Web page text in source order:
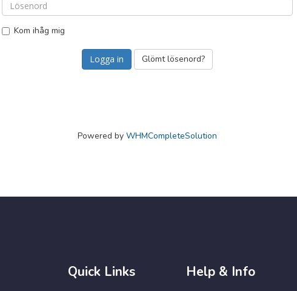
Kom ihåg mig
Glömt lösenord?
Powered by WHMCompleteSolution
Quick Links Help & Info